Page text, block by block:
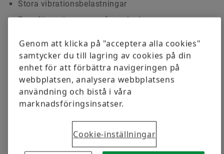
Stora vibrationsbelastningar
Fara för strömgenomgångsskador
Genom att klicka på "acceptera alla cookies"
samtycker du till lagring av cookies på din
enhet för att förbättra navigeringen på
webbplatsen, analysera webbplatsens
användning och bistå i våra
marknadsföringsinsatser.
Cookie-inställningar